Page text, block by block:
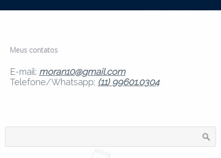
Meus contatos
E-mail: moran10@gmail.com
Telefone/Whatsapp: (11) 99601.0304